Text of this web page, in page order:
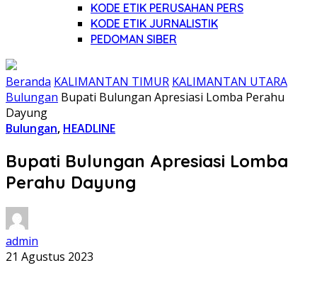
KODE ETIK PERUSAHAN PERS
KODE ETIK JURNALISTIK
PEDOMAN SIBER
Beranda KALIMANTAN TIMUR KALIMANTAN UTARA
Bulungan Bupati Bulungan Apresiasi Lomba Perahu
Dayung
Bulungan, HEADLINE
Bupati Bulungan Apresiasi Lomba
Perahu Dayung
admin
21 Agustus 2023